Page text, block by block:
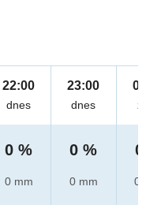
22:00
dnes
0 %
0 mm
23:00
dnes
0 %
0 mm
00:00
zítra
0 %
0 mm